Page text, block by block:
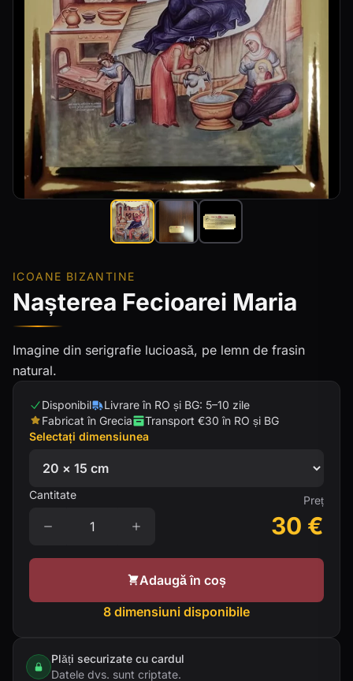
ICOANE BIZANTINE
Nașterea Fecioarei Maria
Imagine din serigrafie lucioasă, pe lemn de frasin
natural.
Disponibil
Livrare în RO și BG: 5–10 zile
Fabricat în Grecia
Transport €30 în RO și BG
Selectați dimensiunea
Cantitate Preț
30 €
Adaugă în coș
8 dimensiuni disponibile
Plăți securizate cu cardul
Datele dvs. sunt criptate.